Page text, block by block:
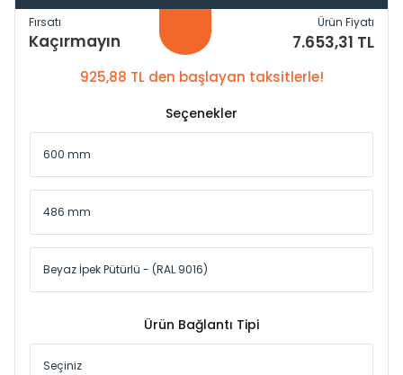
Fırsatı
Kaçırmayın
Ürün Fiyatı
7.653,31 TL
925,88 TL den başlayan taksitlerle!
Seçenekler
Ürün Bağlantı Tipi